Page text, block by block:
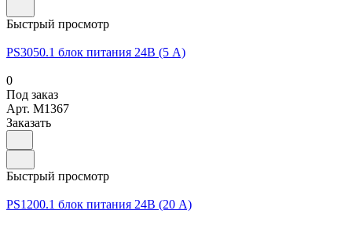
Быстрый просмотр
PS3050.1 блок питания 24В (5 А)
0
Под заказ
Арт. M1367
Заказать
Быстрый просмотр
PS1200.1 блок питания 24В (20 А)